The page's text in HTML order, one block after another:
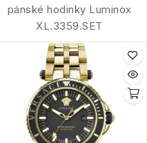
pánské hodinky Luminox
XL.3359.SET